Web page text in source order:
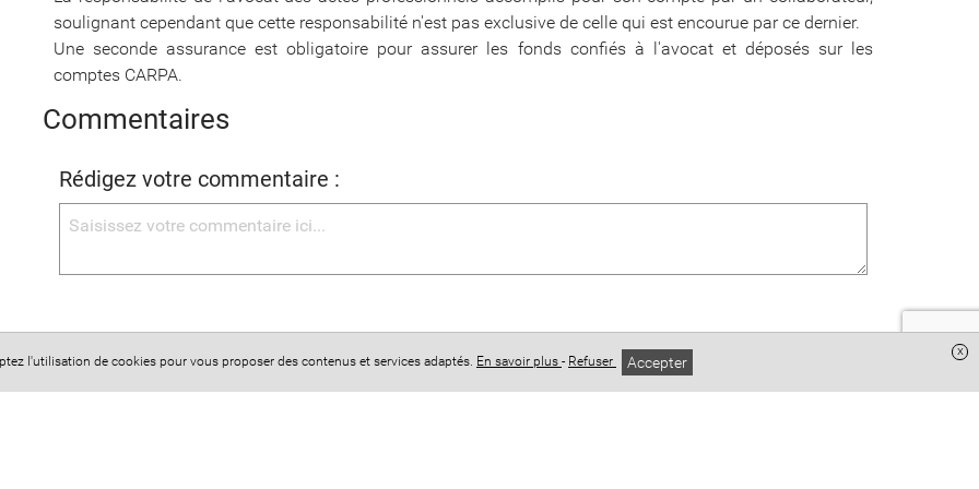
soulignant cependant que cette responsabilité n'est pas exclusive de celle qui est encourue par ce dernier.
Une seconde assurance est obligatoire pour assurer les fonds confiés à l'avocat et déposés sur les
comptes CARPA.
Commentaires
Rédigez votre commentaire :
l'utilisation de cookies pour vous proposer des contenus et services adaptés. En savoir plus - Refuser Accepter
x